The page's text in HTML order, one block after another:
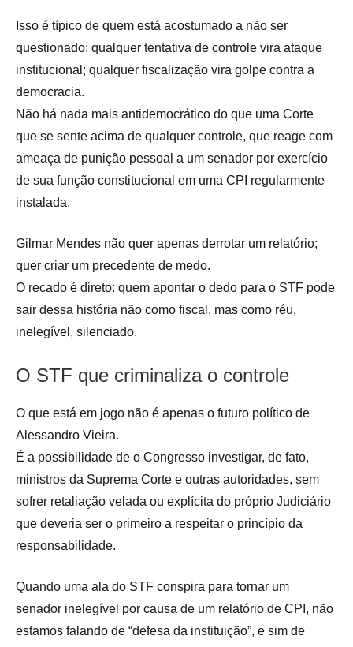
Isso é típico de quem está acostumado a não ser
questionado: qualquer tentativa de controle vira ataque
institucional; qualquer fiscalização vira golpe contra a
democracia.
Não há nada mais antidemocrático do que uma Corte
que se sente acima de qualquer controle, que reage com
ameaça de punição pessoal a um senador por exercício
de sua função constitucional em uma CPI regularmente
instalada.
Gilmar Mendes não quer apenas derrotar um relatório;
quer criar um precedente de medo.
O recado é direto: quem apontar o dedo para o STF pode
sair dessa história não como fiscal, mas como réu,
inelegível, silenciado.
O STF que criminaliza o controle
O que está em jogo não é apenas o futuro político de
Alessandro Vieira.
É a possibilidade de o Congresso investigar, de fato,
ministros da Suprema Corte e outras autoridades, sem
sofrer retaliação velada ou explícita do próprio Judiciário
que deveria ser o primeiro a respeitar o princípio da
responsabilidade.
Quando uma ala do STF conspira para tornar um
senador inelegível por causa de um relatório de CPI, não
estamos falando de “defesa da instituição”, e sim de